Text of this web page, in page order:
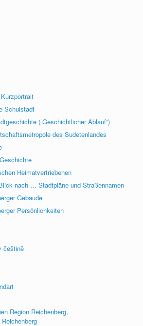
Schulstadt
(„Geschichtlicher Ablauf“)
des Sudetenlandes
Heimatvertriebenen
nach … Stadtpläne und Straßennamen
Gebäude
Persönlichkeiten
češtině
Region Reichenberg,